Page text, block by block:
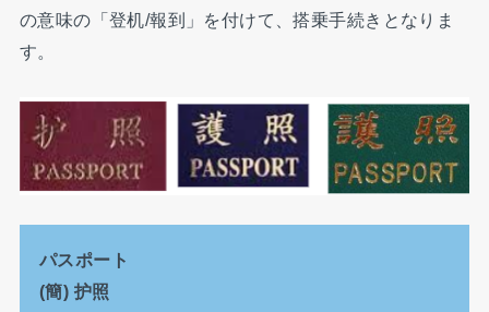
の意味の「登机/報到」を付けて、搭乗手続きとなりま
す。
パスポート
(簡) 护照